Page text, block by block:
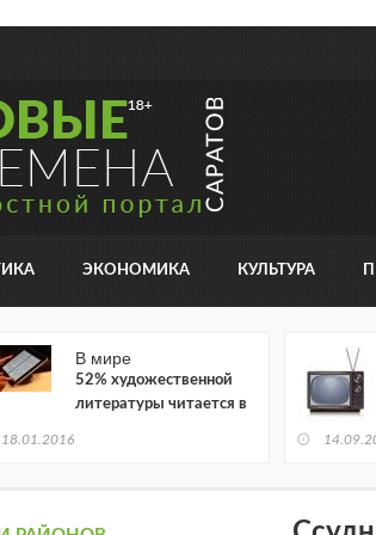
ЭКОНОМИКА КУЛЬТУРА
В мире
52% художественной
литературы читается в
18.01.2016